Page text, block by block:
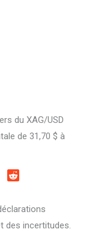
du XAG/USD
de 31,70 $ à
des incertitudes.